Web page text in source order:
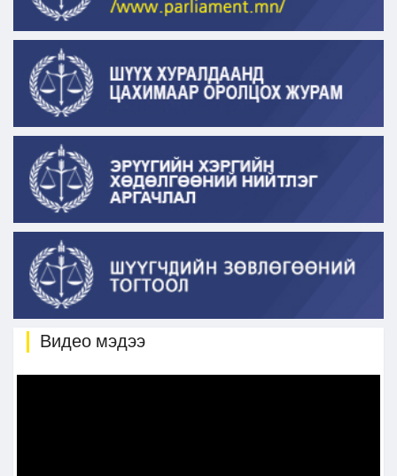
Видео мэдээ